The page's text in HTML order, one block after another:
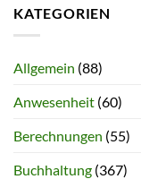
KATEGORIEN
Allgemein (88)
Anwesenheit (60)
Berechnungen (55)
Buchhaltung (367)